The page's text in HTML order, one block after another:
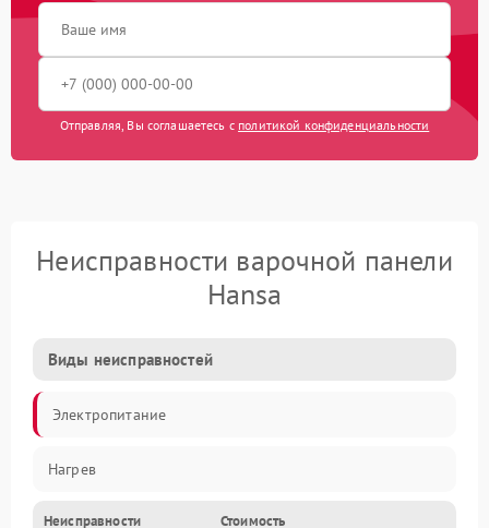
Отправляя, Вы соглашаетесь с политикой конфиденциальности
Неисправности варочной панели
Hansa
Виды неисправностей
Электропитание
Нагрев
Неисправности Стоимость